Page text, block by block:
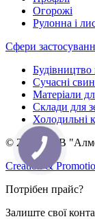
Огорожі
Рулонна і
Сфери
Сучасні
Матеріали
Склади для
Холодильні
© 2026, ТОВ
Creation &
Потрібен прайс?
Залиште свої